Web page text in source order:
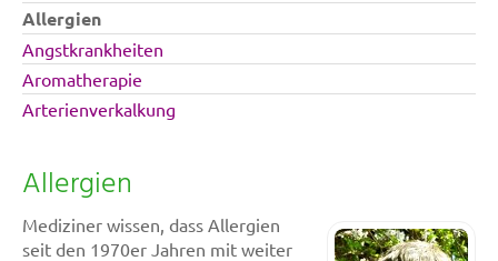
Allergien
Angstkrankheiten
Aromatherapie
Arterienverkalkung
Allergien
Mediziner wissen, dass Allergien
seit den 1970er Jahren mit weiter